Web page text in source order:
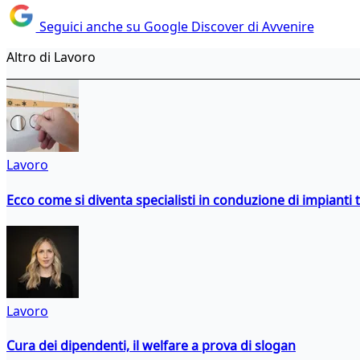
Seguici anche su Google Discover di Avvenire
Altro di Lavoro
Lavoro
Ecco come si diventa specialisti in conduzione di impianti
Lavoro
Cura dei dipendenti, il welfare a prova di slogan